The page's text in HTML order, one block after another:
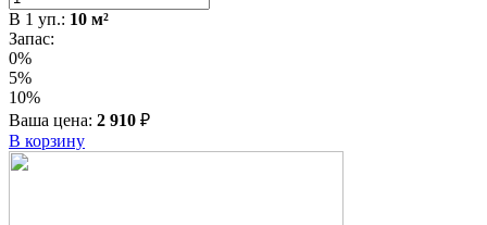
В 1 уп.: 10 м²
Запас:
0%
5%
10%
Ваша цена: 2 910 ₽
В корзину